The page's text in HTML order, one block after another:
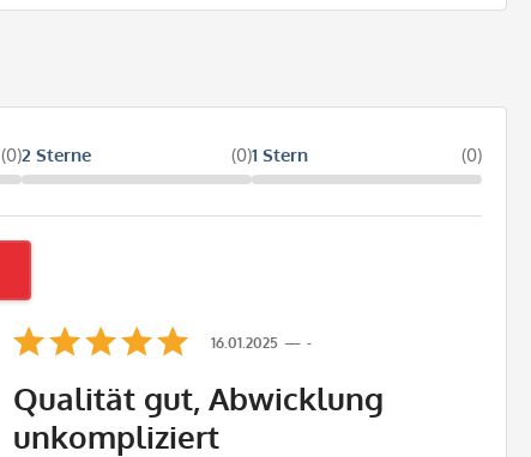
(0)2 Sterne (0)1 Stern (0)
-
16.01.2025
Qualität gut, Abwicklung
unkompliziert